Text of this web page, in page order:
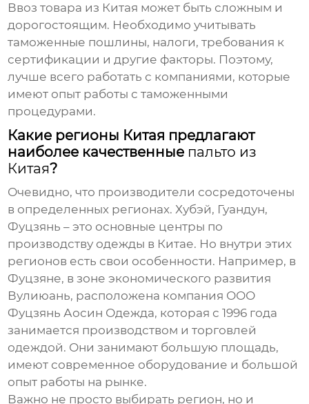
Ввоз товара из Китая может быть сложным и
дорогостоящим. Необходимо учитывать
таможенные пошлины, налоги, требования к
сертификации и другие факторы. Поэтому,
лучше всего работать с компаниями, которые
имеют опыт работы с таможенными
процедурами.
Какие регионы Китая предлагают
наиболее качественные пальто из
Китая?
Очевидно, что производители сосредоточены
в определенных регионах. Хубэй, Гуандун,
Фуцзянь – это основные центры по
производству одежды в Китае. Но внутри этих
регионов есть свои особенности. Например, в
Фуцзяне, в зоне экономического развития
Вулиюань, расположена компания ООО
Фуцзянь Аосин Одежда, которая с 1996 года
занимается производством и торговлей
одеждой. Они занимают большую площадь,
имеют современное оборудование и большой
опыт работы на рынке.
Важно не просто выбирать регион, но и